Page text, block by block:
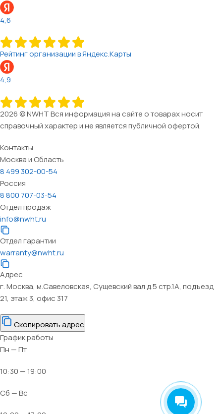
4,6
Рейтинг организации в Яндекс.Карты
4,9
2026 © NWHT Вся информация на сайте о товарах носит
справочный характер и не является публичной офертой.
Контакты
Москва и Область
8 499 302-00-54
Россия
8 800 707-03-54
Отдел продаж
info@nwht.ru
Отдел гарантии
warranty@nwht.ru
Адрес
г. Москва, м.Савеловская, Сущевский вал д.5 стр.1А, подъезд
21, этаж 3, офис 317
Скопировать адрес
График работы
Пн — Пт
10:30 — 19:00
Сб — Вс